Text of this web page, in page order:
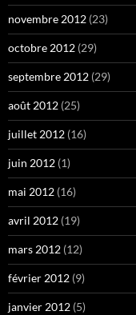
novembre 2012 (23)
octobre 2012 (29)
septembre 2012 (29)
août 2012 (25)
juillet 2012 (16)
juin 2012 (1)
mai 2012 (16)
avril 2012 (19)
mars 2012 (12)
février 2012 (9)
janvier 2012 (5)